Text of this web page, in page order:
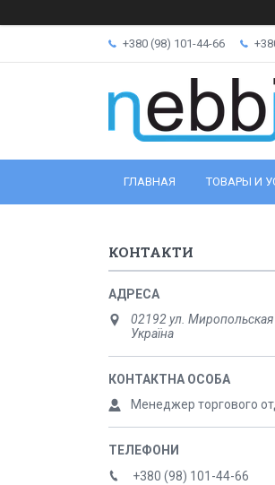
+380 (98) 101-44-66
ГЛАВНАЯ ТОВАРЫ И
КОНТАКТИ
02192 ул. Миропольская
Україна
Менеджер торгового
+380 (98) 101-44-66